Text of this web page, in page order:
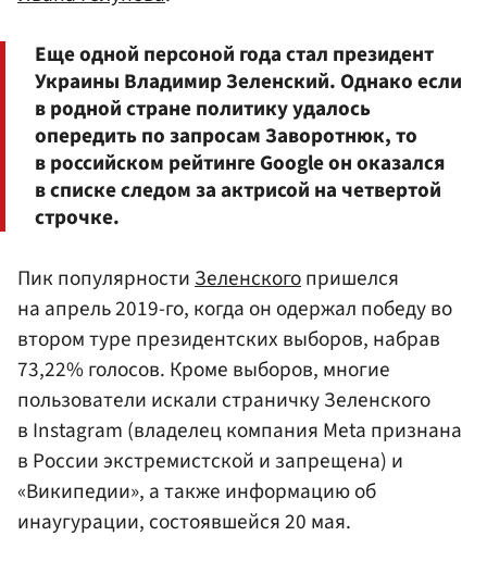
Еще одной персоной года стал президент
Украины Владимир Зеленский. Однако если
в родной стране политику удалось
опередить по запросам Заворотнюк, то
в российском рейтинге Google он оказался
в списке следом за актрисой на четвертой
строчке.
Пик популярностиЗеленскогопришелся
на апрель 2019-го, когда он одержал победу во
втором туре президентских выборов, набрав
73,22% голосов. Кроме выборов, многие
пользователи искали страничку Зеленского
в Instagram (владелец компания Meta признана
в России экстремистской и запрещена) и
«Википедии», а также информацию об
инаугурации, состоявшейся 20 мая.